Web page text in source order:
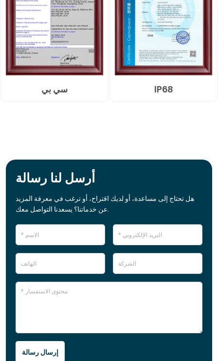
سي بي IP68
أرسل لنا رسالة
هل تحتاج إلى مساعدة، أو لديك اقتراح، أو ترغب في معرفة المزيد
عن خدماتنا؟ يسعدنا التواصل معك.
إرسال رسالة